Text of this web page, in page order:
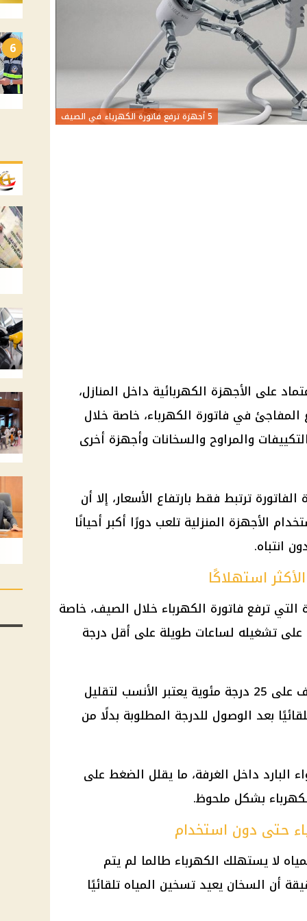
5 أجهزة ترفع فاتورة الكهرباء في الصيف
على الأجهزة الكهربائية داخل المنازل،
المفاجئ في فاتورة الكهرباء، خاصة خلال
والمراوح والسخانات وأجهزة أخرى
ترتبط فقط بارتفاع الأسعار، إلا أن
الأجهزة المنزلية تلعب دورًا أكبر أحيانًا
انتباه.
استهلاكًا
ترفع فاتورة الكهرباء خلال الصيف، خاصة
تشغيله لساعات طويلة على أقل درجة
ويؤكد المتخصصون أن ضبط التكييف على 25 درجة مئوية يعتبر الأنسب لتقليل
بعد الوصول للدرجة المطلوبة بدلًا من
البارد داخل الغرفة، ما يقلل الضغط على
بشكل ملحوظ.
حتى دون استخدام
لا يستهلك الكهرباء طالما لم يتم
أن السخان يعيد تسخين المياه تلقائيًا
6